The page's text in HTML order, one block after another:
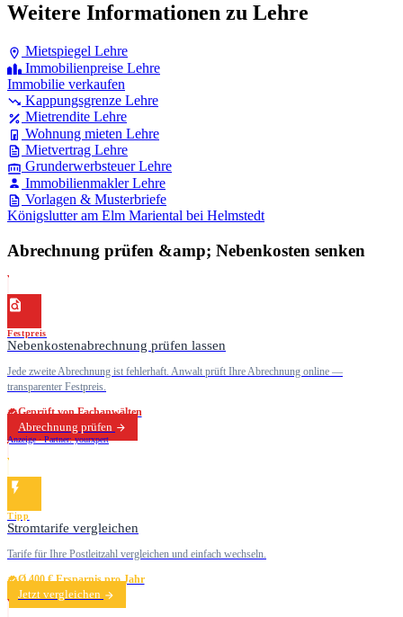
Weitere Informationen zu Lehre
Mietspiegel Lehre
Immobilienpreise Lehre
Immobilie verkaufen
Kappungsgrenze Lehre
Mietrendite Lehre
Wohnung mieten Lehre
Mietvertrag Lehre
Grunderwerbsteuer Lehre
Immobilienmakler Lehre
Vorlagen & Musterbriefe
Königslutter am Elm Mariental bei Helmstedt
Abrechnung prüfen &amp; Nebenkosten senken
Festpreis
Nebenkostenabrechnung prüfen lassen
Jede zweite Abrechnung ist fehlerhaft. Anwalt prüft Ihre Abrechnung online —
transparenter Festpreis.
Geprüft von Fachanwälten
Abrechnung prüfen
Anzeige · Partner: yourxpert
Tipp
Stromtarife vergleichen
Tarife für Ihre Postleitzahl vergleichen und einfach wechseln.
Ø 400 € Ersparnis pro Jahr
Jetzt vergleichen